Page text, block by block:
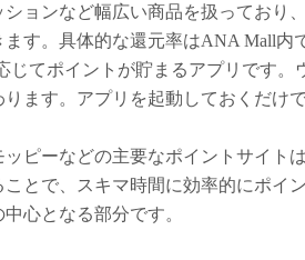
ョンなど幅広い商品を扱っており
す。具体的な還元率はANA Mall内
じてポイントが貯まるアプリです。
ます。アプリを起動しておくだけ
ッピーなどの主要なポイントサイト
とで、スキマ時間に効率的にポイ
心となる部分です。